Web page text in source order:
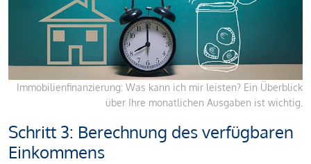
Immobilienfinanzierung: Was kann ich mir leisten? Ein Überblick
über Ihre monatlichen Ausgaben ist wichtig.
Schritt 3: Berechnung des verfügbaren
Einkommens